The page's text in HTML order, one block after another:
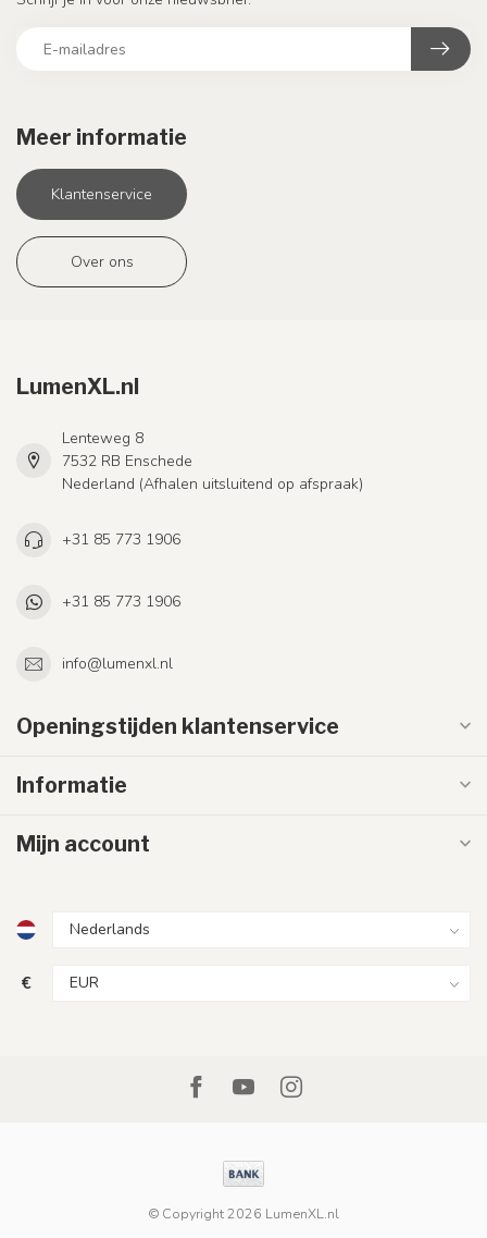
Meer informatie
Klantenservice
Over ons
LumenXL.nl
Lenteweg 8
7532 RB Enschede
Nederland (Afhalen uitsluitend op afspraak)
+31 85 773 1906
+31 85 773 1906
info@lumenxl.nl
Openingstijden klantenservice
Informatie
Mijn account
€
© Copyright 2026 LumenXL.nl